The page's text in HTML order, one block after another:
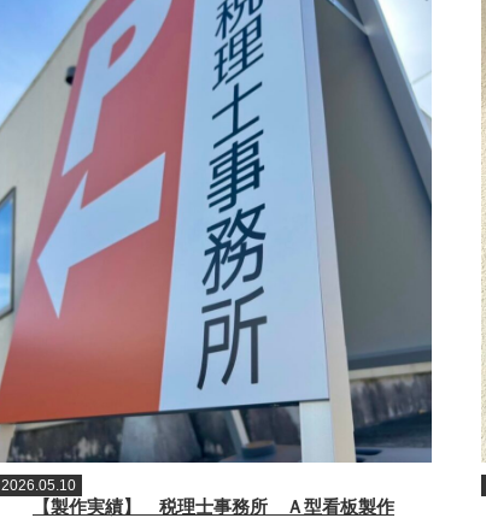
2026.05.10
【製作実績】 税理士事務所 Ａ型看板製作